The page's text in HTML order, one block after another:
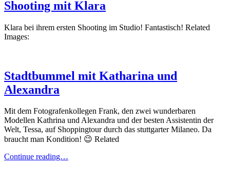
Shooting mit Klara
Klara bei ihrem ersten Shooting im Studio! Fantastisch! Related
Images:
Stadtbummel mit Katharina und
Alexandra
Mit dem Fotografenkollegen Frank, den zwei wunderbaren
Modellen Kathrina und Alexandra und der besten Assistentin der
Welt, Tessa, auf Shoppingtour durch das stuttgarter Milaneo. Da
braucht man Kondition! 😉 Related
Continue reading…